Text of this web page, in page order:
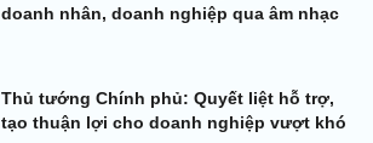
doanh nhân, doanh nghiệp qua âm nhạc
Thủ tướng Chính phủ: Quyết liệt hỗ trợ,
tạo thuận lợi cho doanh nghiệp vượt khó